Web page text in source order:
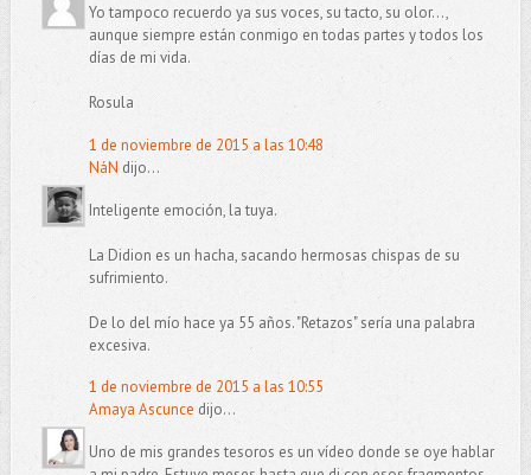
Yo tampoco recuerdo ya sus voces, su tacto, su olor...,
aunque siempre están conmigo en todas partes y todos los
días de mi vida.
Rosula
1 de noviembre de 2015 a las 10:48
NáN dijo...
Inteligente emoción, la tuya.
La Didion es un hacha, sacando hermosas chispas de su
sufrimiento.
De lo del mío hace ya 55 años. "Retazos" sería una palabra
excesiva.
1 de noviembre de 2015 a las 10:55
Amaya Ascunce dijo...
Uno de mis grandes tesoros es un vídeo donde se oye hablar